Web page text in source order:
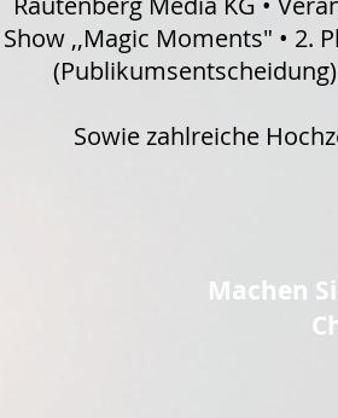
Show ,,Magic Moments" • 2.
Sowie zahlreiche
Machen